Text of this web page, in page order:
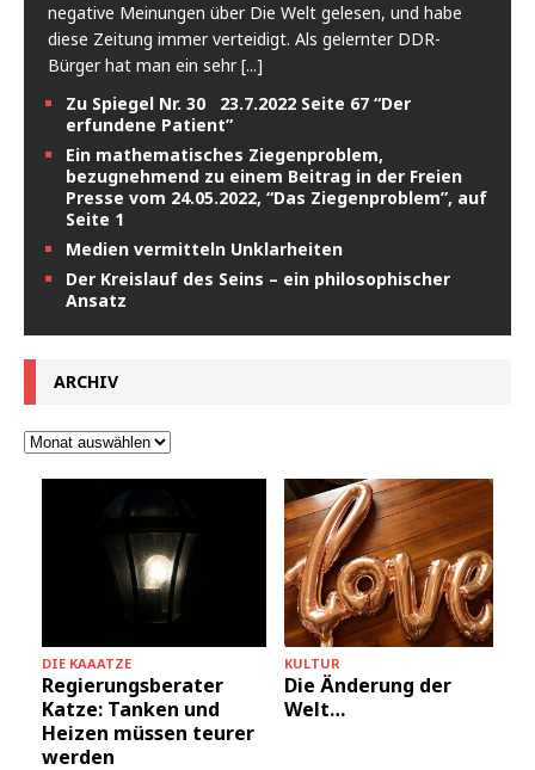
negative Meinungen über Die Welt gelesen, und habe
diese Zeitung immer verteidigt. Als gelernter DDR-
Bürger hat man ein sehr[...]
Zu Spiegel Nr. 30 23.7.2022 Seite 67 “Der
erfundene Patient”
Ein mathematisches Ziegenproblem,
bezugnehmend zu einem Beitrag in der Freien
Presse vom 24.05.2022, “Das Ziegenproblem”, auf
Seite 1
Medien vermitteln Unklarheiten
Der Kreislauf des Seins – ein philosophischer
Ansatz
ARCHIV
DIE KAAATZE
Regierungsberater
Katze: Tanken und
Heizen müssen teurer
werden
KULTUR
Die Änderung der
Welt…